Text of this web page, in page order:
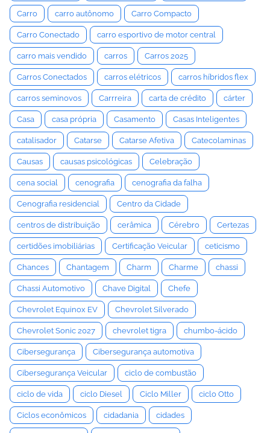
Carro carro autônomo Carro Compacto
Carro Conectado carro esportivo de motor central
carro mais vendido carros Carros 2025
Carros Conectados carros elétricos carros híbridos flex
carros seminovos Carrreira carta de crédito cárter
Casa casa própria Casamento Casas Inteligentes
catalisador Catarse Catarse Afetiva Catecolaminas
Causas causas psicológicas Celebração
cena social cenografia cenografia da falha
Cenografia residencial Centro da Cidade
centros de distribuição cerâmica Cérebro Certezas
certidões imobiliárias Certificação Veicular ceticismo
Chances Chantagem Charm Charme chassi
Chassi Automotivo Chave Digital Chefe
Chevrolet Equinox EV Chevrolet Silverado
Chevrolet Sonic 2027 chevrolet tigra chumbo-ácido
Cibersegurança Cibersegurança automotiva
Cibersegurança Veicular ciclo de combustão
ciclo de vida ciclo Diesel Ciclo Miller ciclo Otto
Ciclos econômicos cidadania cidades